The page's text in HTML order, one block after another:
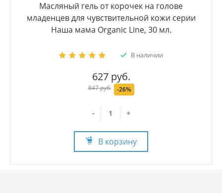
Масляный гель от корочек на голове
младенцев для чувствительной кожи серии
Наша мама Organic Line, 30 мл.
В наличии
627 руб.
847 руб. -26%
- +
В корзину